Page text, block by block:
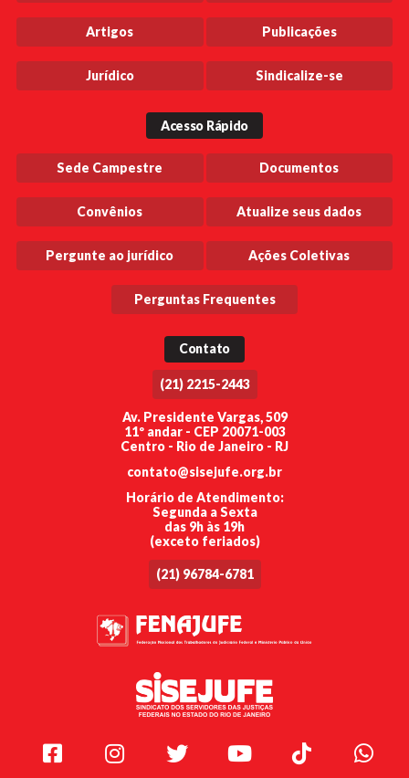
Artigos Publicações
Jurídico Sindicalize-se
Acesso Rápido
Sede Campestre Documentos
Convênios Atualize seus dados
Pergunte ao jurídico Ações Coletivas
Perguntas Frequentes
Contato
(21) 2215-2443
Av. Presidente Vargas, 509
11º andar - CEP 20071-003
Centro - Rio de Janeiro - RJ
contato@sisejufe.org.br
Horário de Atendimento:
Segunda a Sexta
das 9h às 19h
(exceto feriados)
(21) 96784-6781
Facebook Instagram Twitter Youtube TikTok